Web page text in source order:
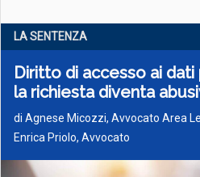
LA SENTENZA
Diritto di accesso ai
la richiesta diventa
di Agnese Micozzi, Avvocato Area
Enrica Priolo, Avvocato